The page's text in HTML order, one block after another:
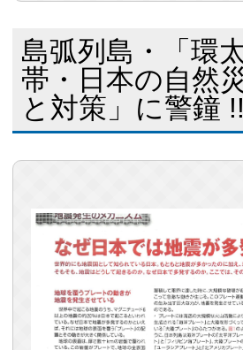
島弧列島・「環
帯・日本の自然
と対策」に警鐘 !!